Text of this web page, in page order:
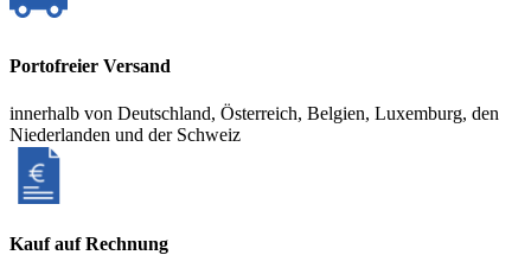
Portofreier Versand
innerhalb von Deutschland, Österreich, Belgien, Luxemburg, den
Niederlanden und der Schweiz
Kauf auf Rechnung